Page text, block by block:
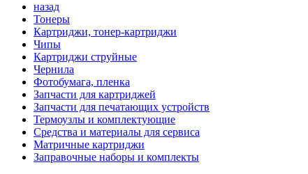
назад
Тонеры
Картриджи, тонер-картриджи
Чипы
Картриджи струйные
Чернила
Фотобумага, пленка
Запчасти для картриджей
Запчасти для печатающих устройств
Термоузлы и комплектующие
Средства и материалы для сервиса
Матричные картриджи
Заправочные наборы и комплекты